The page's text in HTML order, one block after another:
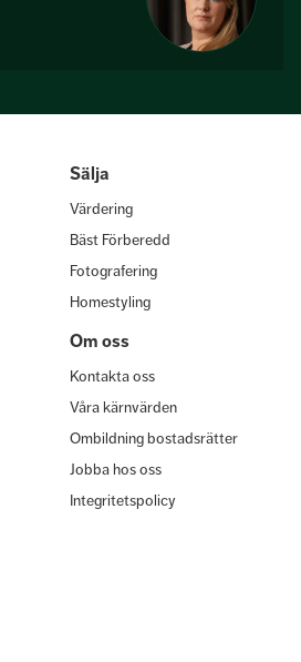
Sälja
Värdering
Bäst Förberedd
Fotografering
Homestyling
Om oss
Kontakta oss
Våra kärnvärden
Ombildning bostadsrätter
Jobba hos oss
Integritetspolicy